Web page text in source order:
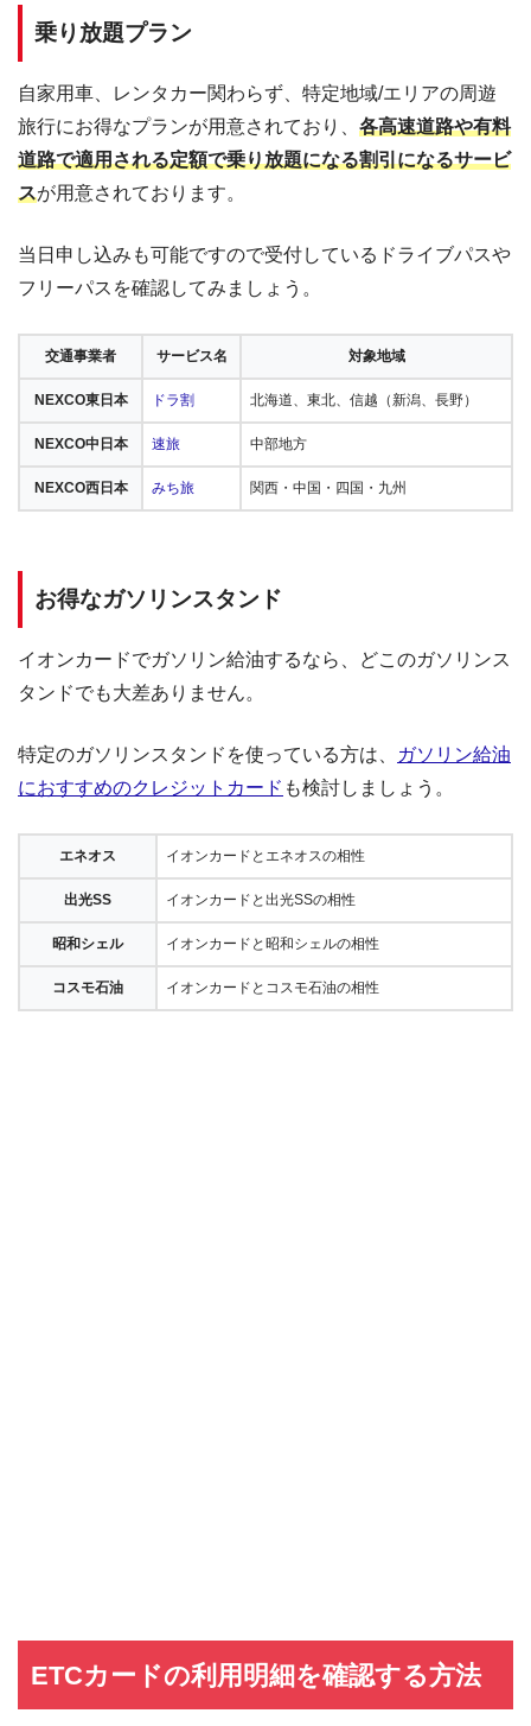
乗り放題プラン
自家用車、レンタカー関わらず、特定地域/エリアの周遊
旅行にお得なプランが用意されており、 各高速道路や有料
道路で適用される定額で乗り放題になる割引になるサービ
スが用意されております。
当日申し込みも可能ですので受付しているドライブパスや
フリーパスを確認してみましょう。
交通事業者 サービス名 対象地域
NEXCO東日本 ドラ割 北海道、東北、信越（新潟、長野）
NEXCO中日本 速旅 中部地方
NEXCO西日本 みち旅 関西・中国・四国・九州
お得なガソリンスタンド
イオンカードでガソリン給油するなら、どこのガソリンス
タンドでも大差ありません。
特定のガソリンスタンドを使っている方は、
ガソリン給油
におすすめのクレジットカード も検討しましょう。
エネオス イオンカードとエネオスの相性
出光SS イオンカードと出光SSの相性
昭和シェル イオンカードと昭和シェルの相性
コスモ石油 イオンカードとコスモ石油の相性
ETCカードの利用明細を確認する方法